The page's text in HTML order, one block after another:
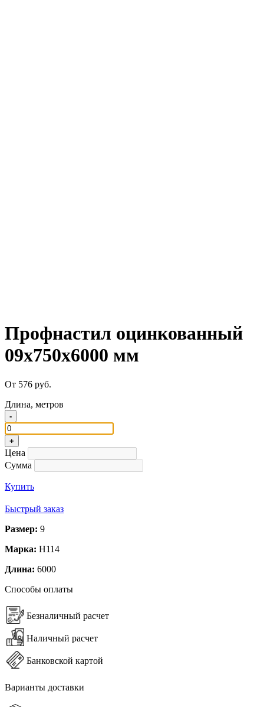
Профнастил оцинкованный
09x750x6000 мм
От 576 руб.
Длина, метров
-
+
Цена
Сумма
Купить
Быстрый заказ
Размер: 9
Марка: Н114
Длина: 6000
Способы оплаты
Безналичный расчет
Наличный расчет
Банковской картой
Варианты доставки